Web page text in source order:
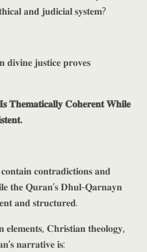
𝐚𝐧𝐝 𝐣𝐮𝐝𝐢𝐜𝐢𝐚𝐥 𝐬𝐲𝐬𝐭𝐞𝐦?
𝐣𝐮𝐬𝐭𝐢𝐜𝐞 𝐩𝐫𝐨𝐯𝐞𝐬
𝐓𝐡𝐞𝐦𝐚𝐭𝐢𝐜𝐚𝐥𝐥𝐲 𝐂𝐨𝐡𝐞𝐫𝐞𝐧𝐭 𝐖𝐡𝐢𝐥𝐞
𝐜𝐨𝐧𝐭𝐫𝐚𝐝𝐢𝐜𝐭𝐢𝐨𝐧𝐬 𝐚𝐧𝐝
𝐭𝐡𝐞 𝐐𝐮𝐫𝐚𝐧’𝐬 𝐃𝐡𝐮𝐥-𝐐𝐚𝐫𝐧𝐚𝐲𝐧
𝐚𝐧𝐝 𝐬𝐭𝐫𝐮𝐜𝐭𝐮𝐫𝐞𝐝.
𝐂𝐡𝐫𝐢𝐬𝐭𝐢𝐚𝐧 𝐭𝐡𝐞𝐨𝐥𝐨𝐠𝐲,
𝐧𝐚𝐫𝐫𝐚𝐭𝐢𝐯𝐞 𝐢𝐬: